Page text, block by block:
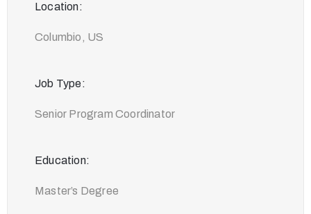
Location:
Columbio, US
Job Type:
Senior Program Coordinator
Education:
Master’s Degree